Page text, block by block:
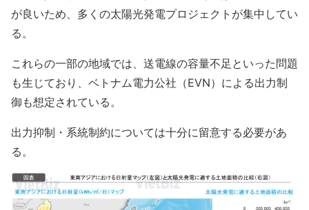
が良いため、多くの太陽光発電プロジェクトが集中してい
る。
これらの一部の地域では、送電線の容量不足といった問題
も生じており、ベトナム電力公社（EVN）による出力制
御も想定されている。
出力抑制・系統制約については十分に留意する必要があ
る。